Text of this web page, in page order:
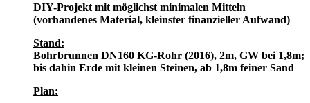
DIY-Projekt mit möglichst minimalen Mitteln
(vorhandenes Material, kleinster finanzieller Aufwand)
Stand:
Bohrbrunnen DN160 KG-Rohr (2016), 2m, GW bei 1,8m;
bis dahin Erde mit kleinen Steinen, ab 1,8m feiner Sand
Plan: